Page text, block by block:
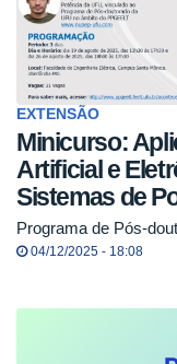
EXTENSÃO
Minicurso:
Artificial e
Sistemas de
Programa de Pós-
04/12/2025 - 18:08